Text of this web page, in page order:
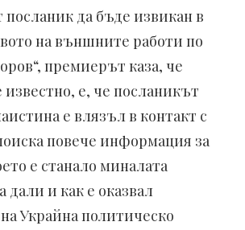
посланик да бъде извикан в
на външните работи по
премиерът каза, че
известно, е, че посланикът
е влязъл в контакт с
повече информация за
е станало миналата
дали и как е оказвал
Украйна политическо